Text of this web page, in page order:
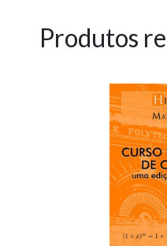
Produtos